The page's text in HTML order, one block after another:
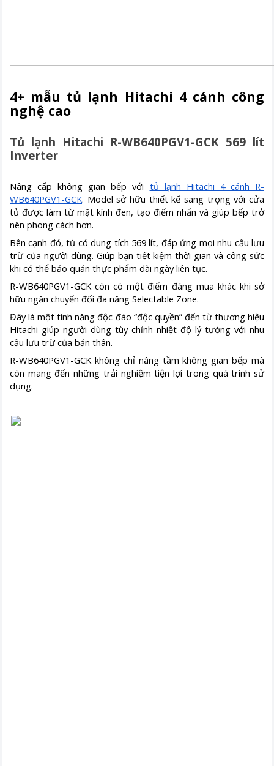
4+ mẫu tủ lạnh Hitachi 4 cánh công
nghệ cao
Tủ lạnh Hitachi R-WB640PGV1-GCK 569 lít
Inverter
Nâng cấp không gian bếp với tủ lạnh Hitachi 4 cánh R-
WB640PGV1-GCK. Model sở hữu thiết kế sang trọng với cửa
tủ được làm từ mặt kính đen, tạo điểm nhấn và giúp bếp trở
nên phong cách hơn.
Bên cạnh đó, tủ có dung tích 569 lít, đáp ứng mọi nhu cầu lưu
trữ của người dùng. Giúp bạn tiết kiệm thời gian và công sức
khi có thể bảo quản thực phẩm dài ngày liên tục.
R-WB640PGV1-GCK còn có một điểm đáng mua khác khi sở
hữu ngăn chuyển đổi đa năng Selectable Zone.
Đây là một tính năng độc đáo “độc quyền” đến từ thương hiệu
Hitachi giúp người dùng tùy chỉnh nhiệt độ lý tưởng với nhu
cầu lưu trữ của bản thân.
R-WB640PGV1-GCK không chỉ nâng tầm không gian bếp mà
còn mang đến những trải nghiệm tiện lợi trong quá trình sử
dụng.